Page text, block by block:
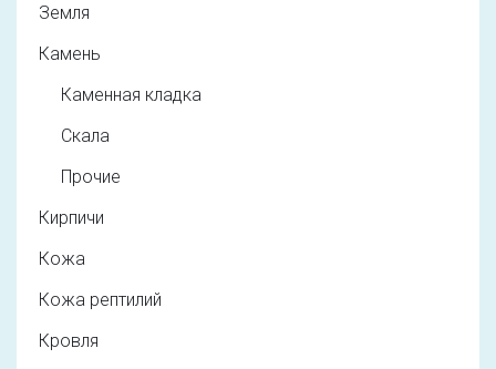
Земля
Камень
Каменная кладка
Скала
Прочие
Кирпичи
Кожа
Кожа рептилий
Кровля